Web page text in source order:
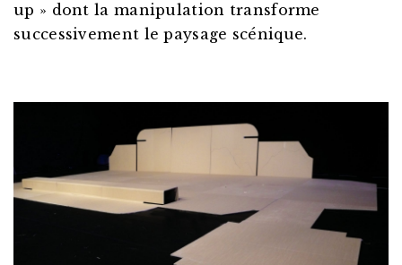
up » dont la manipulation transforme
successivement le paysage scénique.